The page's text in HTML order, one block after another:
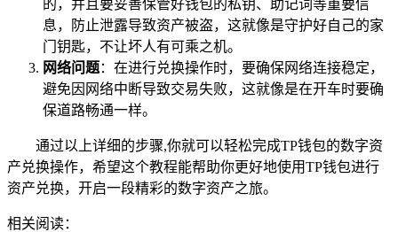
的，并且要妥善保管好钱包的私钥、助记词等重要信
息，防止泄露导致资产被盗，这就像是守护好自己的家
门钥匙，不让坏人有可乘之机。
网络问题：在进行兑换操作时，要确保网络连接稳定，
避免因网络中断导致交易失败，这就像是在开车时要确
保道路畅通一样。
通过以上详细的步骤,你就可以轻松完成TP钱包的数字资
产兑换操作，希望这个教程能帮助你更好地使用TP钱包进行
资产兑换，开启一段精彩的数字资产之旅。
相关阅读：